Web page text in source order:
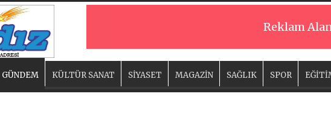
Reklam
GÜNDEM KÜLTÜR SANAT SİYASET MAGAZİN SAĞLIK SPOR